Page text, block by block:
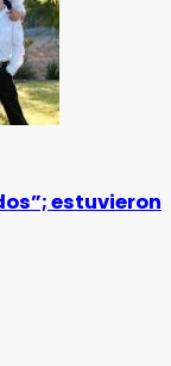
estuvieron